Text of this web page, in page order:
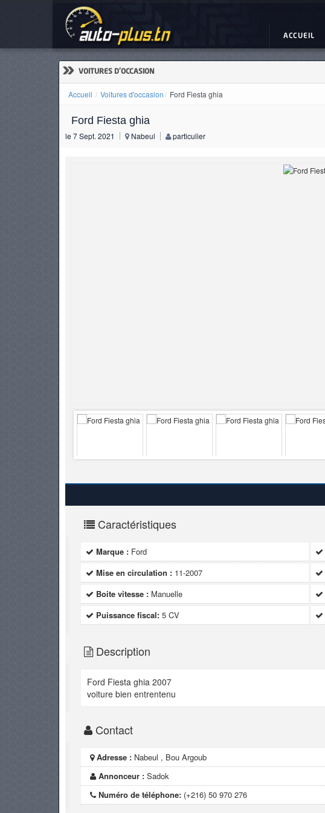
ACCUEIL
» VOITURES D'OCCASION
Accueil Voitures d'occasion Ford Fiesta ghia
Ford Fiesta ghia
le 7 Sept. 2021 Nabeul particulier
Caractéristiques
Marque : Ford
Mise en circulation : 11-2007
Boite vitesse : Manuelle
Puissance fiscal: 5 CV
Description
Ford Fiesta ghia 2007
voiture bien entrentenu
Contact
Adresse : Nabeul , Bou Argoub
Annonceur : Sadok
Numéro de téléphone: (+216) 50 970 276
ACTUALITÉS